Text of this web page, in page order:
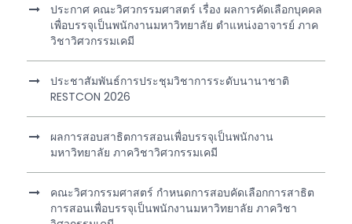
ประกาศ คณะวิศวกรรมศาสตร์ เรื่อง ผลการคัดเลือกบุคคล
เพื่อบรรจุเป็นพนักงานมหาวิทยาลัย ตำแหน่งอาจารย์ ภาค
วิชาวิศวกรรมเคมี
ประชาสัมพันธ์การประชุมวิชาการระดับนานาชาติ
RESTCON 2026
ผลการสอบสาธิตการสอนเพื่อบรรจุเป็นพนักงาน
มหาวิทยาลัย ภาควิชาวิศวกรรมเคมี
คณะวิศวกรรมศาสตร์ กำหนดการสอบคัดเลือกการสาธิต
การสอนเพื่อบรรจุเป็นพนักงานมหาวิทยาลัย ภาควิชา